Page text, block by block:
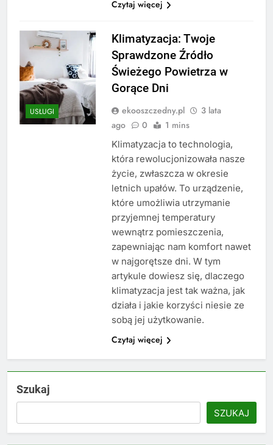
Czytaj więcej
USŁUGI
Klimatyzacja: Twoje
Sprawdzone Źródło
Świeżego Powietrza w
Gorące Dni
ekooszczedny.pl
3 lata
ago
0 1 mins
Klimatyzacja to technologia,
która rewolucjonizowała nasze
życie, zwłaszcza w okresie
letnich upałów. To urządzenie,
które umożliwia utrzymanie
przyjemnej temperatury
wewnątrz pomieszczenia,
zapewniając nam komfort nawet
w najgorętsze dni. W tym
artykule dowiesz się, dlaczego
klimatyzacja jest tak ważna, jak
działa i jakie korzyści niesie ze
sobą jej użytkowanie.
Czytaj więcej
Szukaj
SZUKAJ